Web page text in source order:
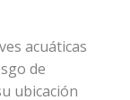
acuáticas
de
ubicación